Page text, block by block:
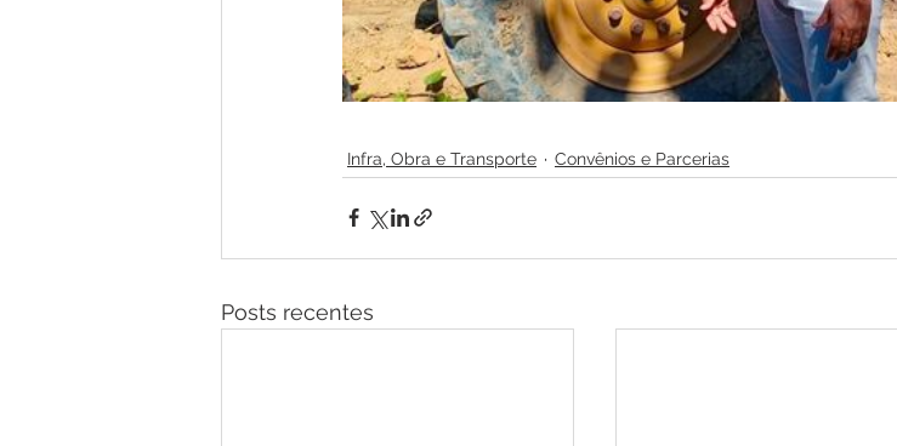
Infra, Obra e Transporte Convênios e Parcerias
Posts recentes